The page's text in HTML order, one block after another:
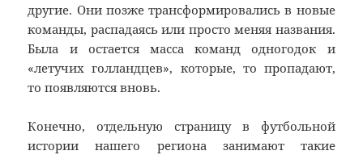
другие. Они позже трансформировались в новые
команды, распадаясь или просто меняя названия.
Была и остается масса команд одногодок и
«летучих голландцев», которые, то пропадают,
то появляются вновь.
Конечно, отдельную страницу в футбольной
истории нашего региона занимают такие